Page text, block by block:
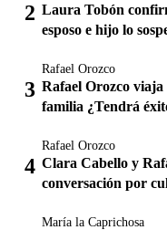
Laura Tobón
esposo e hijo lo
Rafael Orozco
Rafael Orozco viaja
familia ¿Tendrá
Rafael Orozco
Clara Cabello y
conversación por
María la Caprichosa